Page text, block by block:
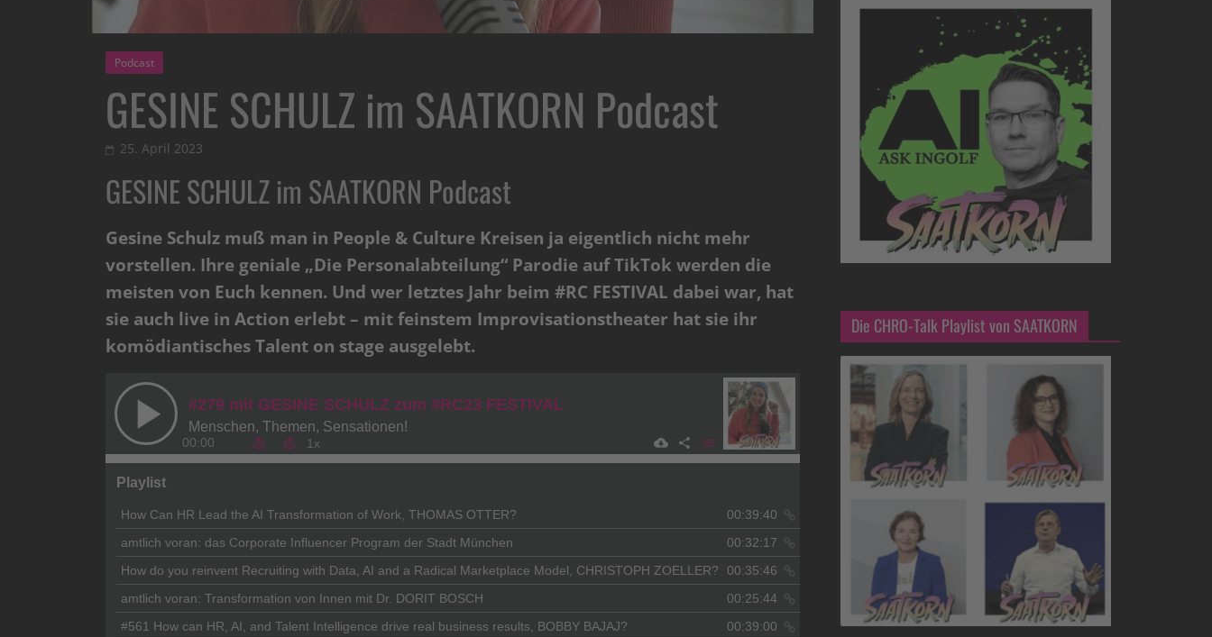
Podcast
GESINE SCHULZ im SAATKORN Podcast
25. April 2023
GESINE SCHULZ im SAATKORN Podcast
Gesine Schulz muß man in People & Culture Kreisen ja eigentlich nicht mehr
vorstellen. Ihre geniale „Die Personalabteilung“ Parodie auf TikTok werden die
meisten von Euch kennen. Und wer letztes Jahr beim #RC FESTIVAL dabei war, hat
sie auch live in Action erlebt – mit feinstem Improvisationstheater hat sie ihr
komödiantisches Talent on stage ausgelebt.
Die CHRO-Talk Playlist von SAATKORN